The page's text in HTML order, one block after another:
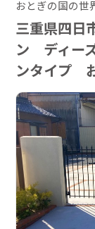
おとぎの国の
三重県四
ン ディー
ンタイプ